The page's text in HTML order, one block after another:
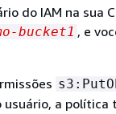
do IAM na sua
bucket1 , e
usuário, a política